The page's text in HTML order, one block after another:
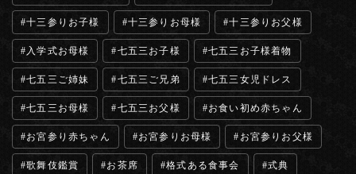
十三参りお子様 十三参りお母様 十三参りお父様
入学式お母様 七五三お子様 七五三お子様着物
七五三ご姉妹 七五三ご兄弟 七五三女児ドレス
七五三お母様 七五三お父様 お食い初め赤ちゃん
お宮参り赤ちゃん お宮参りお母様 お宮参りお父様
歌舞伎鑑賞 お茶席 格式ある食事会 式典